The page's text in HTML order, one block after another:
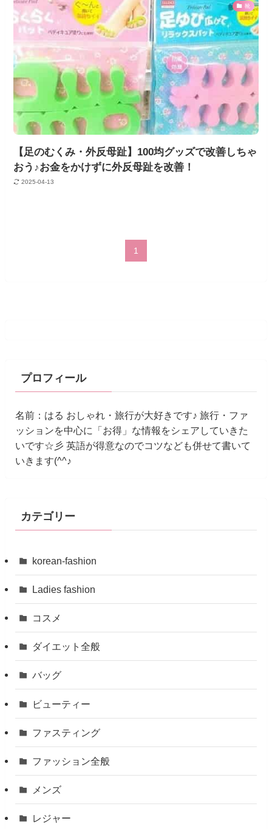
靴
【足のむくみ・外反母趾】100均グッズで改善しちゃ
おう♪お金をかけずに外反母趾を改善！
2025-04-13
1
プロフィール
名前：はる おしゃれ・旅行が大好きです♪ 旅行・ファ
ッションを中心に「お得」な情報をシェアしていきた
いです☆彡 英語が得意なのでコツなども併せて書いて
いきます(^^♪
カテゴリー
korean-fashion
Ladies fashion
コスメ
ダイエット全般
バッグ
ビューティー
ファスティング
ファッション全般
メンズ
レジャー